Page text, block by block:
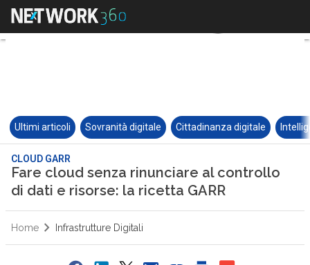
Ultimi articoli Sovranità digitale Cittadinanza digitale
CLOUD GARR
Fare cloud senza rinunciare al controllo
di dati e risorse: la ricetta GARR
Home Infrastrutture Digitali